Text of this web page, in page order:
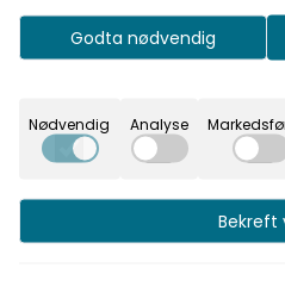
6 assorterte farger
Klassisk armbånd på
Ønsker du en spesiell
kommentarfeltet ved
Godta nødvendig
Nødvendig Analyse
Bekreft